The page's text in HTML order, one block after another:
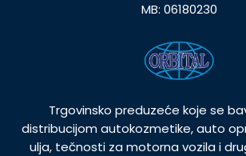
MB: 06180230
Trgovinsko preduzeće koje se
distribucijom autokozmetike, auto
ulja, tečnosti za motorna vozila i